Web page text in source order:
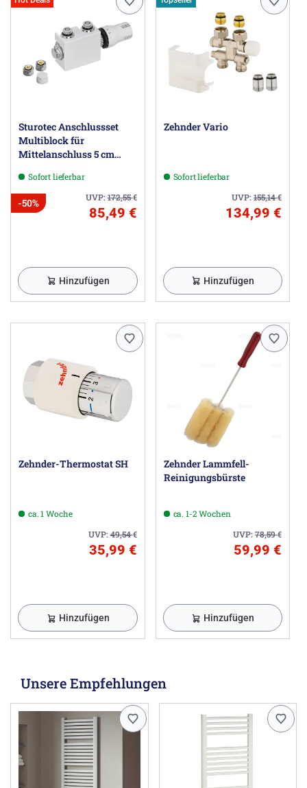
fündig. Die Ausführung im rein elektrischen Betrieb
finden Siehier.
Herstellerinformationen
Zehnder Group Deutschland GmbH, Europastraße 10,
77933 Lahr DE, info@zehnder-systems.de
Sturotec Anschlussset
Multiblock für
Mittelanschluss 5 cm
Sofort lieferbar
UVP:172,55€
-50%
85,49 €
Hinzufügen
Zehnder Vario
Sofort lieferbar
UVP:155,14€
134,99 €
Hinzufügen
Zehnder-Thermostat SH
ca. 1 Woche
UVP:49,54€
35,99 €
Hinzufügen
Zehnder Lammfell-
Reinigungsbürste
ca. 1-2 Wochen
UVP:78,59€
59,99 €
Hinzufügen
Unsere Empfehlungen